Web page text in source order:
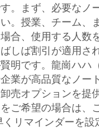
。まず、必要なノ
。授業、チーム、
合、使用する人数
しば割引が適用さ
明です。龍崗ハハ
業が高品質なノー
売オプションを提
ご希望の場合は、
くリマインダーを設